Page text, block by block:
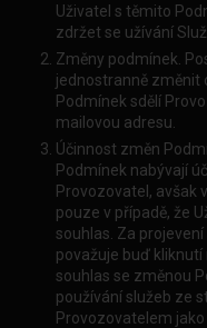
Uživatel s těmito
zdržet se užívání
Změny podmínek.
jednostranně změnit
Podmínek sdělí
mailovou adresu.
Účinnost změn
Podmínek nabývají
Provozovatel, avšak
pouze v případě, že
souhlas. Za
považuje buď
souhlas se změnou
používání služeb ze
Provozovatelem